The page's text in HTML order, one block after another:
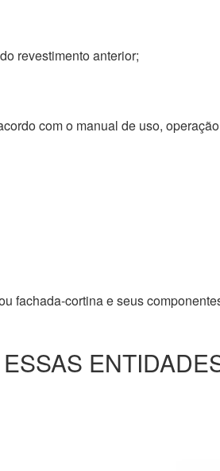
revestimento anterior;
com o manual de uso,
fachada-cortina e seus